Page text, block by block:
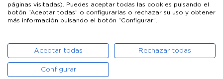
ACADEMIA DE CINE
PATROCINADORES PRENSA CONTACTO
POLÍTICA DE COOKIES
páginas visitadas). Puedes aceptar todas las cookies pulsando el
botón “Aceptar todas” o configurarlas o rechazar su uso y obtener
más información pulsando el botón “Configurar”.
Aceptar todas Rechazar todas
Configurar